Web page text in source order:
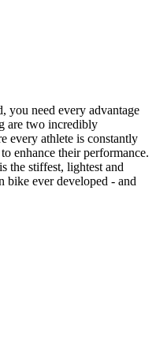
you need every advantage
are two incredibly
every athlete is constantly
enhance their performance.
the stiffest, lightest and
bike ever developed - and